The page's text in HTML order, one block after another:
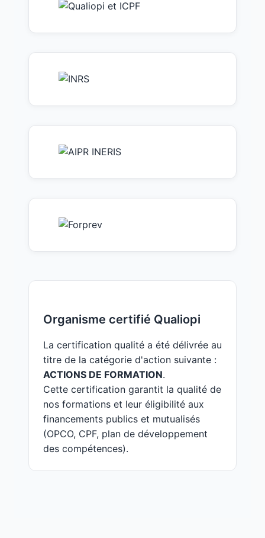
Organisme certifié Qualiopi
La certification qualité a été délivrée au
titre de la catégorie d'action suivante :
ACTIONS DE FORMATION.
Cette certification garantit la qualité de
nos formations et leur éligibilité aux
financements publics et mutualisés
(OPCO, CPF, plan de développement
des compétences).